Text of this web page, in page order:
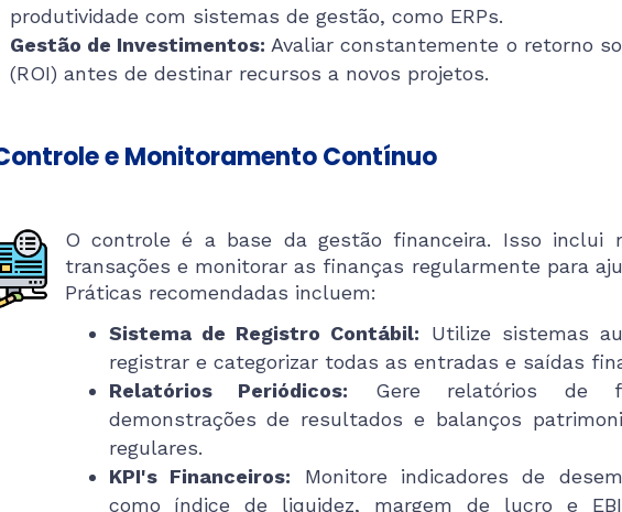
produtividade com sistemas de gestão, como ERPs.
Gestão de Investimentos: Avaliar constantemente o retorno
(ROI) antes de destinar recursos a novos projetos.
e Monitoramento Contínuo
O controle é a base da gestão financeira. Isso inclui
transações e monitorar as finanças regularmente para
Práticas recomendadas incluem:
Sistema de Registro Contábil: Utilize sistemas
registrar e categorizar todas as entradas e saídas
Relatórios Periódicos: Gere relatórios de
demonstrações de resultados e balanços
regulares.
KPI's Financeiros: Monitore indicadores de
como índice de liquidez, margem de lucro e